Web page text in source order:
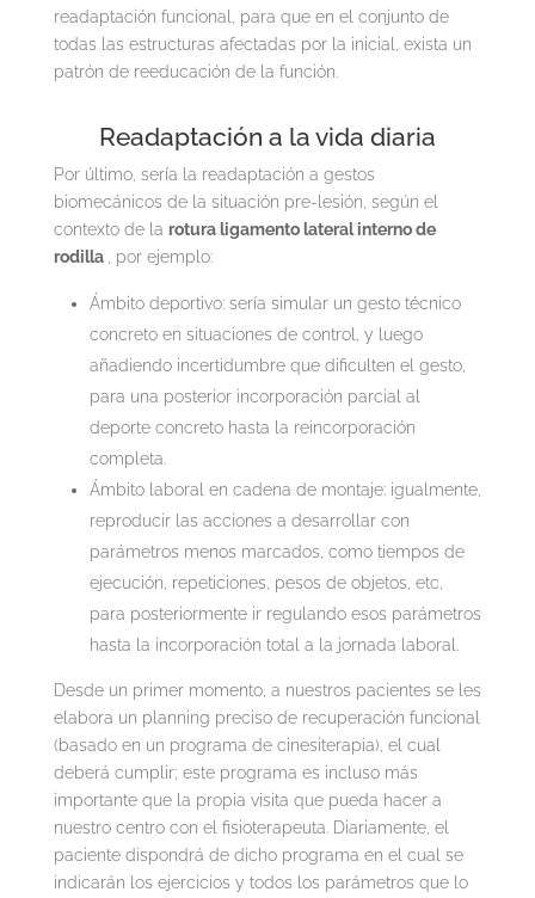
readaptación funcional, para que en el conjunto de
todas las estructuras afectadas por la inicial, exista un
patrón de reeducación de la función.
Readaptación a la vida diaria
Por último, sería la readaptación a gestos
biomecánicos de la situación pre-lesión, según el
contexto de la rotura ligamento lateral interno de
rodilla
, por ejemplo:
Ámbito deportivo: sería simular un gesto técnico
concreto en situaciones de control, y luego
añadiendo incertidumbre que dificulten el gesto,
para una posterior incorporación parcial al
deporte concreto hasta la reincorporación
completa.
Ámbito laboral en cadena de montaje: igualmente,
reproducir las acciones a desarrollar con
parámetros menos marcados, como tiempos de
ejecución, repeticiones, pesos de objetos, etc,
para posteriormente ir regulando esos parámetros
hasta la incorporación total a la jornada laboral.
Desde un primer momento, a nuestros pacientes se les
elabora un planning preciso de recuperación funcional
(basado en un programa de cinesiterapia), el cual
deberá cumplir; este programa es incluso más
importante que la propia visita que pueda hacer a
nuestro centro con el fisioterapeuta. Diariamente, el
paciente dispondrá de dicho programa en el cual se
indicarán los ejercicios y todos los parámetros que lo